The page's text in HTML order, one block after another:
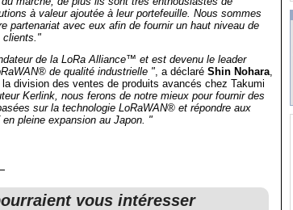
à valeur ajoutée à leur portefeuille. Nous sommes
partenariat avec eux afin de fournir un haut niveau de
clients."
de la LoRa Alliance™ et est devenu le leader
de qualité industrielle ", a déclaré Shin Nohara,
division des ventes de produits avancés chez Takumi
Kerlink, nous ferons de notre mieux pour fournir des
sur la technologie LoRaWAN® et répondre aux
pleine expansion au Japon. "
vous intéresser